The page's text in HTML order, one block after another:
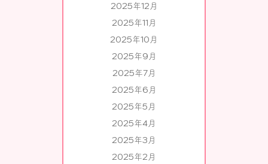
2025年12月
2025年11月
2025年10月
2025年9月
2025年7月
2025年6月
2025年5月
2025年4月
2025年3月
2025年2月